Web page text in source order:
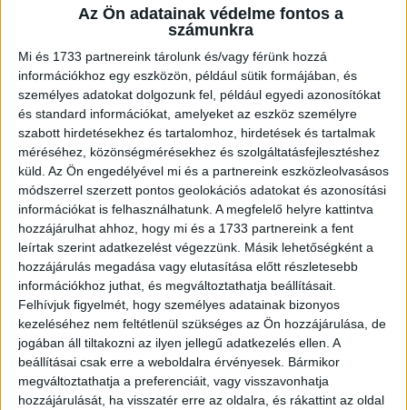
Az Ön adatainak védelme fontos a
számunkra
Mi és 1733 partnereink tárolunk és/vagy férünk hozzá
információkhoz egy eszközön, például sütik formájában, és
személyes adatokat dolgozunk fel, például egyedi azonosítókat
és standard információkat, amelyeket az eszköz személyre
szabott hirdetésekhez és tartalomhoz, hirdetések és tartalmak
méréséhez, közönségmérésekhez és szolgáltatásfejlesztéshez
küld. Az Ön engedélyével mi és a partnereink eszközleolvasásos
módszerrel szerzett pontos geolokációs adatokat és azonosítási
információkat is felhasználhatunk. A megfelelő helyre kattintva
hozzájárulhat ahhoz, hogy mi és a 1733 partnereink a fent
leírtak szerint adatkezelést végezzünk. Másik lehetőségként a
hozzájárulás megadása vagy elutasítása előtt részletesebb
információkhoz juthat, és megváltoztathatja beállításait.
Felhívjuk figyelmét, hogy személyes adatainak bizonyos
kezeléséhez nem feltétlenül szükséges az Ön hozzájárulása, de
jogában áll tiltakozni az ilyen jellegű adatkezelés ellen. A
beállításai csak erre a weboldalra érvényesek. Bármikor
megváltoztathatja a preferenciáit, vagy visszavonhatja
hozzájárulását, ha visszatér erre az oldalra, és rákattint az oldal